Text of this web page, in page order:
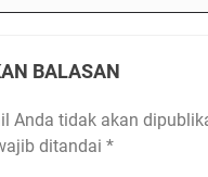
BALASAN
Anda tidak akan
ditandai *